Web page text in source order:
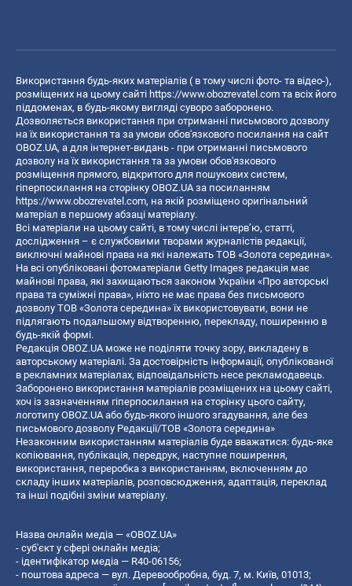
Використання будь-яких матеріалів ( в тому числі фото- та відео-),
розміщених на цьому сайті https://www.obozrevatel.com та всіх його
піддоменах, в будь-якому вигляді суворо заборонено.
Дозволяється використання при отриманні письмового дозволу
на їх використання та за умови обов'язкового посилання на сайт
OBOZ.UA, а для інтернет-видань - при отриманні письмового
дозволу на їх використання та за умови обов'язкового
розміщення прямого, відкритого для пошукових систем,
гіперпосилання на сторінку OBOZ.UA за посиланням
https://www.obozrevatel.com, на якій розміщено оригінальний
матеріал в першому абзаці матеріалу.
Всі матеріали на цьому сайті, в тому числі інтерв’ю, статті,
дослідження – є службовими творами журналістів редакції,
виключні майнові права на які належать ТОВ «Золота середина».
На всі опубліковані фотоматеріали Getty Images редакція має
майнові права, які захищаються законом України «Про авторські
права та суміжні права», ніхто не має права без письмового
дозволу ТОВ «Золота середина» їх використовувати, вони не
підлягають подальшому відтворенню, перекладу, поширенню в
будь-якій формі.
Редакція OBOZ.UA може не поділяти точку зору, викладену в
авторському матеріалі. За достовірність інформації, опублікованої
в рекламних матеріалах, відповідальність несе рекламодавець.
Заборонено використання матеріалів розміщених на цьому сайті,
хоч із зазначенням гіперпосилання на сторінку цього сайту,
логотипу OBOZ.UA або будь-якого іншого згадування, але без
письмового дозволу Редакції/ТОВ «Золота середина»
Незаконним використанням матеріалів буде вважатися: будь-яке
копiювання, публiкацiя, передрук, наступне поширення,
використання, переробка з використанням, включенням до
складу інших матеріалів, розповсюдження, адаптація, переклад
та інші подібні зміни матеріалу.
Назва онлайн медіа — «OBOZ.UA»
- суб'єкт у сфері онлайн медіа;
- ідентифікатор медіа — R40-06156;
- поштова адреса — вул. Деревообробна, буд. 7, м. Київ, 01013;